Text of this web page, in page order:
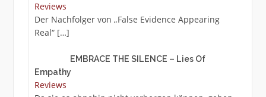
Reviews
Der Nachfolger von „False Evidence Appearing
Real“ […]
EMBRACE THE SILENCE – Lies Of
Empathy
Reviews